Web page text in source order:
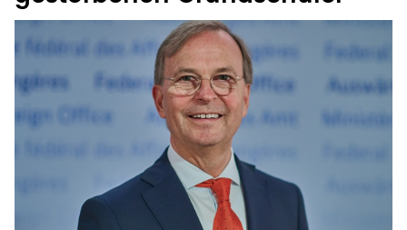
gestorbenen Grundschüler